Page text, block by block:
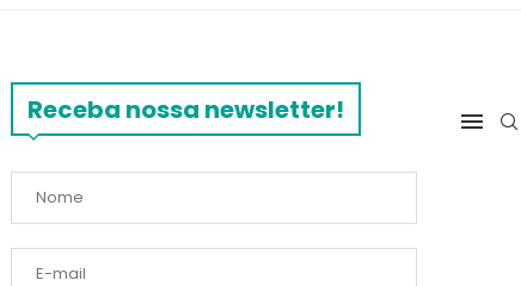
Receba nossa newsletter!